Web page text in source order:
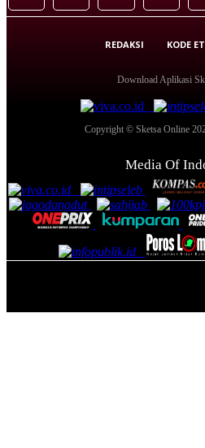
REDAKSI KODE
Download Aplikasi
Copyright © Sketsa Online
Media Of